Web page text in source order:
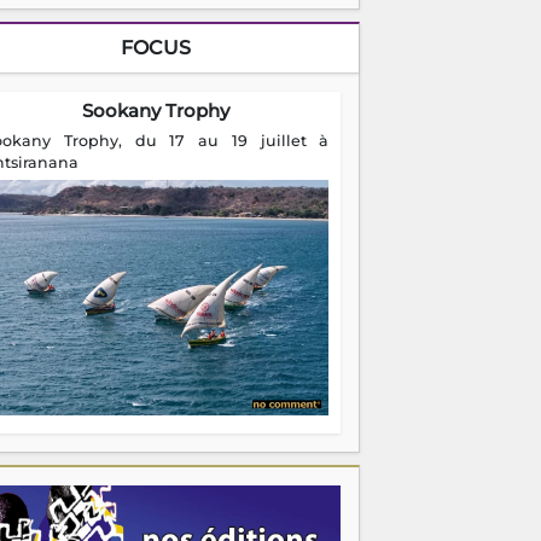
FOCUS
Sookany Trophy
Trophy, du 17 au 19 juillet à